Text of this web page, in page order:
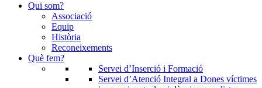
Qui som?
Associació
Equip
Història
Reconeixements
Què fem?
Servei d’Inserció i Formació
Servei d’Atenció Integral a Dones víctimes